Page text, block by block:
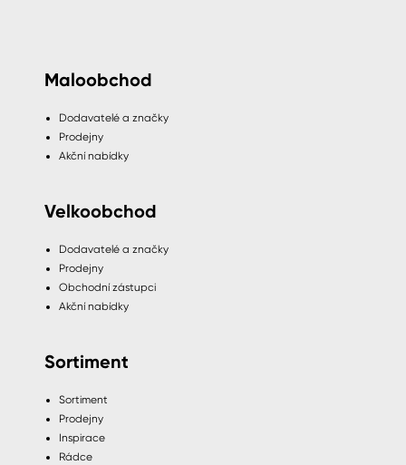
Maloobchod
Dodavatelé a značky
Prodejny
Akční nabídky
Velkoobchod
Dodavatelé a značky
Prodejny
Obchodní zástupci
Akční nabídky
Sortiment
Sortiment
Prodejny
Inspirace
Rádce